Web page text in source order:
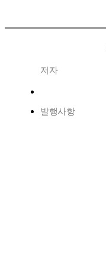
저자
발행사항